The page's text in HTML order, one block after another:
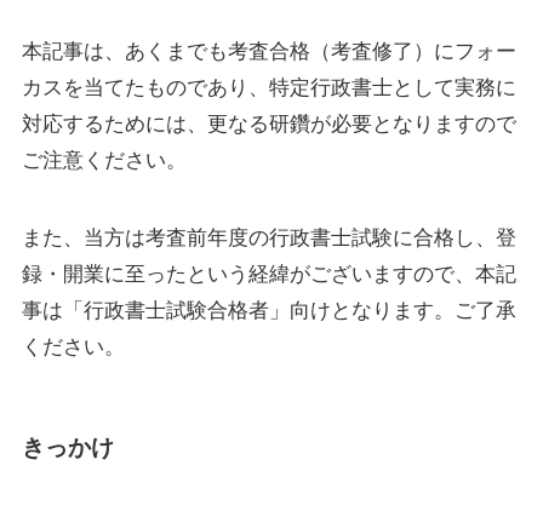
本記事は、あくまでも考査合格（考査修了）にフォー
カスを当てたものであり、特定行政書士として実務に
対応するためには、更なる研鑽が必要となりますので
ご注意ください。
また、当方は考査前年度の行政書士試験に合格し、登
録・開業に至ったという経緯がございますので、本記
事は「行政書士試験合格者」向けとなります。ご了承
ください。
きっかけ